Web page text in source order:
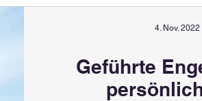
Geführte
4. Nov. 2022